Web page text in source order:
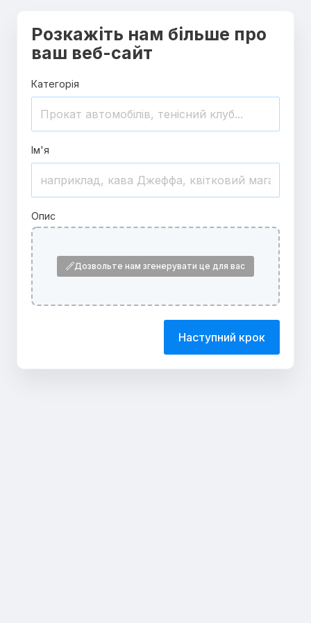
Розкажіть нам більше про
ваш веб-сайт
Категорія
Ім'я
Опис
Дозвольте нам згенерувати це для вас
Наступний крок